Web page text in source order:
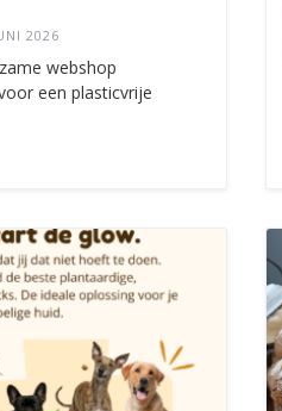
2026
webshop
een plasticvrije